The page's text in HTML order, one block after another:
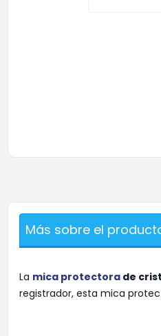
Más sobre el
La mica protectora de
registrador, esta mica